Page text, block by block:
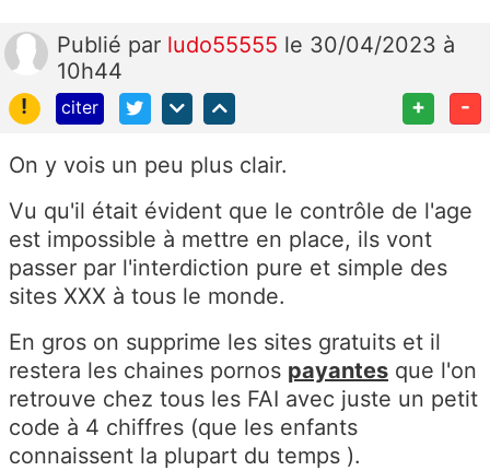
Publié par ludo55555 le 30/04/2023 à
10h44
!
citer + -
On y vois un peu plus clair.
Vu qu'il était évident que le contrôle de l'age
est impossible à mettre en place, ils vont
passer par l'interdiction pure et simple des
sites XXX à tous le monde.
En gros on supprime les sites gratuits et il
restera les chaines pornos payantes que l'on
retrouve chez tous les FAI avec juste un petit
code à 4 chiffres (que les enfants
connaissent la plupart du temps ).